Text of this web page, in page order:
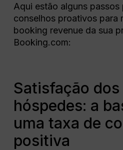
Aqui estão alguns passos
conselhos proativos para
booking revenue da sua
Booking.com:
Satisfação dos
hóspedes: a
uma taxa de
positiva